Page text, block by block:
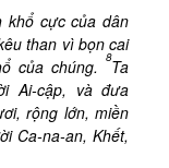
khổ cực của dân
than vì bọn cai
của chúng.8Ta
Ai-cập, và đưa
rộng lớn, miền
Ca-na-an, Khết,